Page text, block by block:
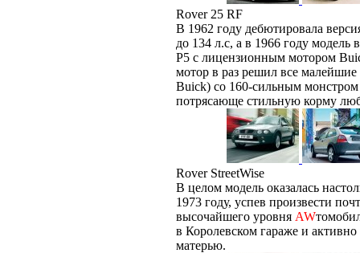
Rover 25 RF
В 1962 году дебютировала
до 134 л.с, а в 1966 году модель
P5 с лицензионным мотором
мотор в раз решил все
Buick) со 160-сильным
потрясающе стильную корму
Rover StreetWise
В целом модель оказалась
1973 году, успев произвести
высочайшего уровня AW
в Королевском гараже и
матерью.